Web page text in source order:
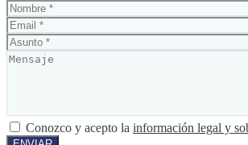
Conozco y acepto la información legal y